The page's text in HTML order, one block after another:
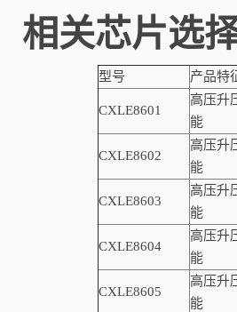
相关芯片选
型号 产品特
CXLE8601
高压升
能
CXLE8602
高压升
能
CXLE8603
高压升
能
CXLE8604
高压升
能
CXLE8605
高压升
能